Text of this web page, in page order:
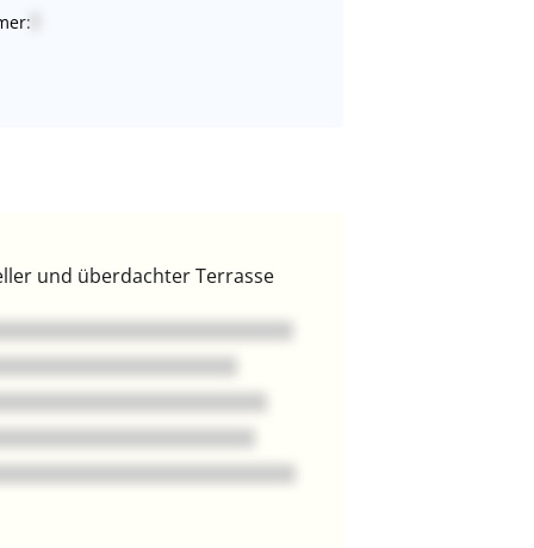
und überdachter Terrasse